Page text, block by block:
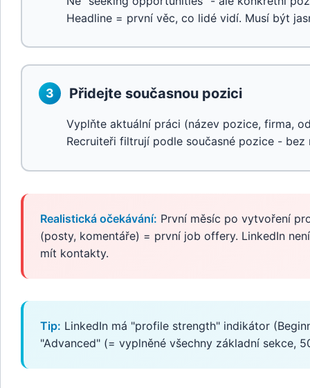
Headline = první věc, co lidé vidí. Musí být
3 Přidejte současnou pozici
Vyplňte aktuální práci (název pozice, firma,
Recruiteři filtrují podle současné pozice - bez
Realistická očekávání: První měsíc po vytvoření
(posty, komentáře) = první job offery. LinkedIn
mít kontakty.
Tip: LinkedIn má "profile strength" indikátor
"Advanced" (= vyplněné všechny základní sekce,